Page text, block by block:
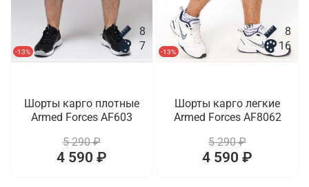
-13%
8
7
Шорты карго плотные
Armed Forces AF603
5 290 ₽
4 590 ₽
-13%
8
16
Шорты карго легкие
Armed Forces AF8062
5 290 ₽
4 590 ₽